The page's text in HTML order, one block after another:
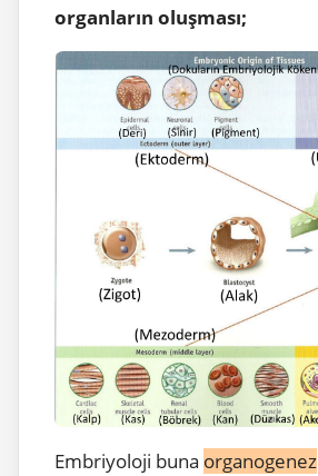
organların oluşması;
Embriyoloji buna organogenez